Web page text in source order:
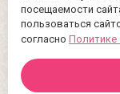
Сертификаты
посещаемости
пользоваться
согласно Политике